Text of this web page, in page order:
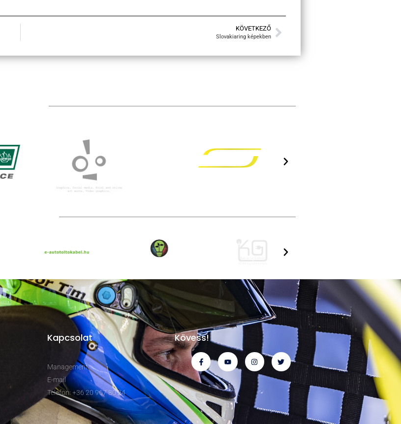
KÖVETKEZŐ
Slovakiaring képekben
Kapcsolat
Management
E-mail
Telefon: +36 20 967 80 24
Kövess!